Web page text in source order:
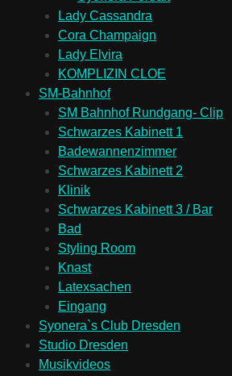
Lady Cassandra
Cora Champaign
Lady Elvira
KOMPLIZIN CLOE
SM-Bahnhof
SM Bahnhof Rundgang- Clip
Schwarzes Kabinett 1
Badewannenzimmer
Schwarzes Kabinett 2
Klinik
Schwarzes Kabinett 3 / Bar
Bad
Styling Room
Knast
Latexsachen
Eingang
Syonera`s Club Dresden
Studio Dresden
Musikvideos